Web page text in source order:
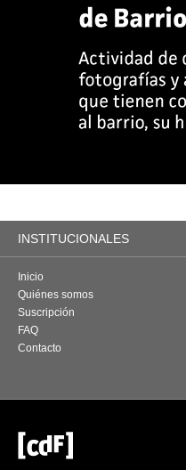
INSTITUCIONALES
Inicio
Quiénes somos
Suscripción
FAQ
Contacto